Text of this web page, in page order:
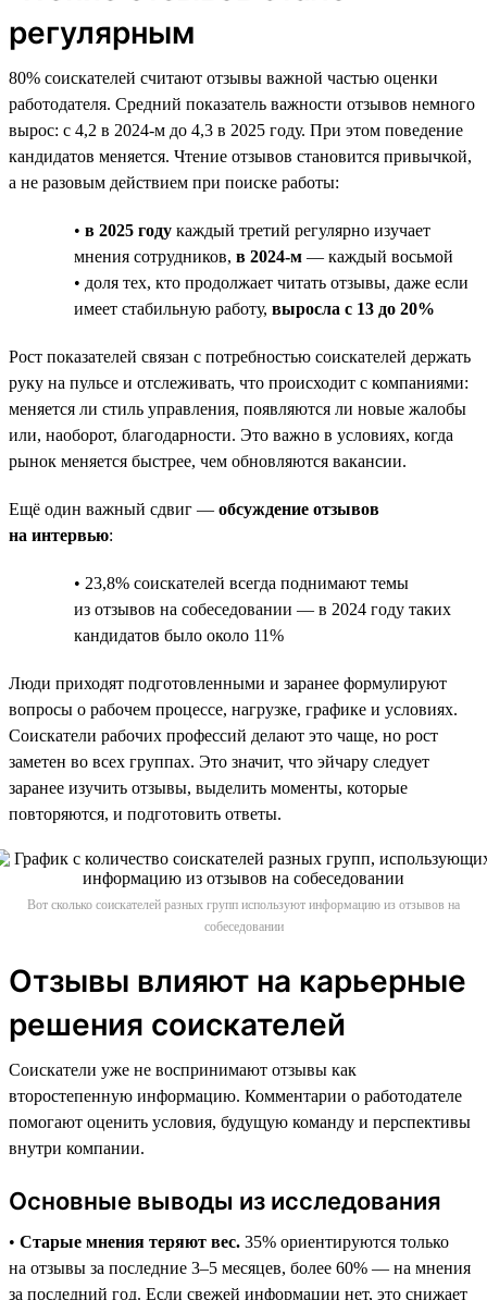
регулярным
80% соискателей считают отзывы важной частью оценки
работодателя. Средний показатель важности отзывов немного
вырос: с 4,2 в 2024-м до 4,3 в 2025 году. При этом поведение
кандидатов меняется. Чтение отзывов становится привычкой,
а не разовым действием при поиске работы:
• в 2025 году каждый третий регулярно изучает
мнения сотрудников, в 2024-м — каждый восьмой
• доля тех, кто продолжает читать отзывы, даже если
имеет стабильную работу, выросла с 13 до 20%
Рост показателей связан с потребностью соискателей держать
руку на пульсе и отслеживать, что происходит с компаниями:
меняется ли стиль управления, появляются ли новые жалобы
или, наоборот, благодарности. Это важно в условиях, когда
рынок меняется быстрее, чем обновляются вакансии.
Ещё один важный сдвиг — обсуждение отзывов
на интервью:
• 23,8% соискателей всегда поднимают темы
из отзывов на собеседовании — в 2024 году таких
кандидатов было около 11%
Люди приходят подготовленными и заранее формулируют
вопросы о рабочем процессе, нагрузке, графике и условиях.
Соискатели рабочих профессий делают это чаще, но рост
заметен во всех группах. Это значит, что эйчару следует
заранее изучить отзывы, выделить моменты, которые
повторяются, и подготовить ответы.
Вот сколько соискателей разных групп используют информацию из отзывов на
собеседовании
Отзывы влияют на карьерные
решения соискателей
Соискатели уже не воспринимают отзывы как
второстепенную информацию. Комментарии о работодателе
помогают оценить условия, будущую команду и перспективы
внутри компании.
Основные выводы из исследования
• Старые мнения теряют вес. 35% ориентируются только
на отзывы за последние 3–5 месяцев, более 60% — на мнения
за последний год. Если свежей информации нет, это снижает